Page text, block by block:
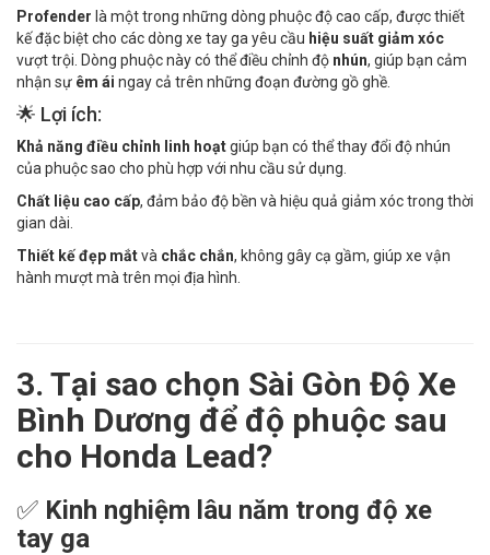
Profender là một trong những dòng phuộc độ cao cấp, được thiết
kế đặc biệt cho các dòng xe tay ga yêu cầu hiệu suất giảm xóc
vượt trội. Dòng phuộc này có thể điều chỉnh độ nhún, giúp bạn cảm
nhận sự êm ái ngay cả trên những đoạn đường gồ ghề.
🌟 Lợi ích:
Khả năng điều chỉnh linh hoạtgiúp bạn có thể thay đổi độ nhún
của phuộc sao cho phù hợp với nhu cầu sử dụng.
Chất liệu cao cấp, đảm bảo độ bền và hiệu quả giảm xóc trong thời
gian dài.
Thiết kế đẹp mắtvà chắc chắn, không gây cạ gầm, giúp xe vận
hành mượt mà trên mọi địa hình.
3. Tại sao chọn Sài Gòn Độ Xe
Bình Dương để độ phuộc sau
cho Honda Lead?
✅ Kinh nghiệm lâu năm trong độ xe
tay ga